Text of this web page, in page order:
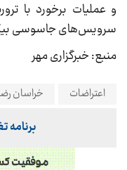
و عملیات برخورد با
سرویس‌های جاسوسی
منبع: خبرگزاری مهر
اعتراضات خراسان